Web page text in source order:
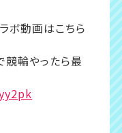
ボ動画はこちら
競輪やったら最